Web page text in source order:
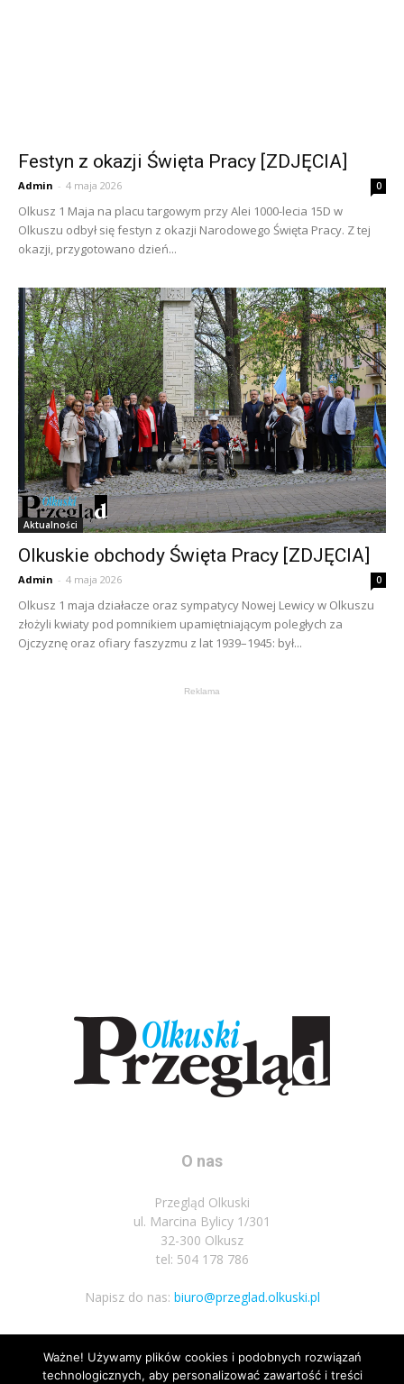
Festyn z okazji Święta Pracy [ZDJĘCIA]
Admin - 4 maja 2026 0
Olkusz 1 Maja na placu targowym przy Alei 1000-lecia 15D w
Olkuszu odbył się festyn z okazji Narodowego Święta Pracy. Z tej
okazji, przygotowano dzień...
Aktualności
Olkuskie obchody Święta Pracy [ZDJĘCIA]
Admin - 4 maja 2026 0
Olkusz 1 maja działacze oraz sympatycy Nowej Lewicy w Olkuszu
złożyli kwiaty pod pomnikiem upamiętniającym poległych za
Ojczyznę oraz ofiary faszyzmu z lat 1939–1945: był...
Reklama
O nas
Przegląd Olkuski
ul. Marcina Bylicy 1/301
32-300 Olkusz
tel: 504 178 786
Napisz do nas: biuro@przeglad.olkuski.pl
Podążaj za nami
Ważne! Używamy plików cookies i podobnych rozwiązań
technologicznych, aby personalizować zawartość i treści